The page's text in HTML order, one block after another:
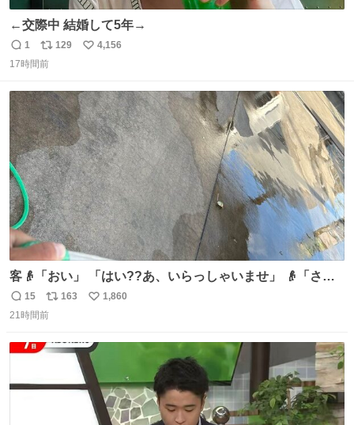
←交際中 結婚して5年→
返
信
1
リ
ポ
ト
数
129
い
数
4,156
17時間前
客👴「おい」 「はい??あ、いらっしゃいませ」 👴「さっ
きからずっと水出しっぱなしでもったいないだろ」 「静電
気を逃がし、熱くなった地面の温度を下げ、引火事故の防
ことをするな!!」 それでは歌います、聞いてください 「井
返
信
15
リ
ポ
ト
163
い
数
1,860
21時間前